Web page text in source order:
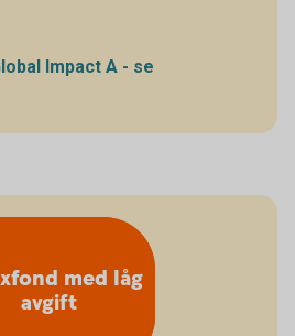
Impact A - se
med låg
avgift